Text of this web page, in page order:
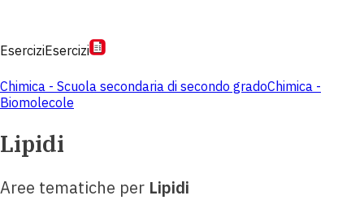
EserciziEsercizi
Chimica - Scuola secondaria di secondo gradoChimica -
Biomolecole
Lipidi
Aree tematiche per Lipidi